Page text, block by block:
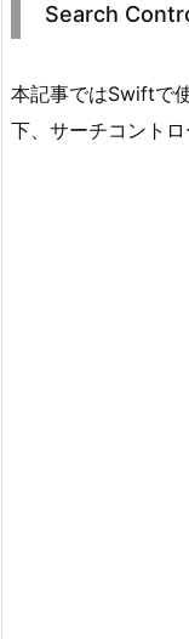
Search
本記事ではSwiftで
下、サーチコントロ